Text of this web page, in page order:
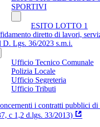
SPORTIVI
ESITO LOTTO 1
diretto di lavori,
D. Lgs. 36/2023 s.m.i.
Ufficio Tecnico Comunale
Polizia Locale
Ufficio Segreteria
Ufficio Tributi
i contratti pubblici
c 1,2 d.lgs. 33/2013)